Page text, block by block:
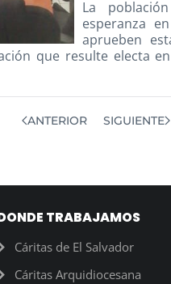
La
esperanza
aprueben
que resulte electa
ANTERIOR SIGUIENTE
TRABAJAMOS
Cáritas de El Salvador
Cáritas Arquidiocesana